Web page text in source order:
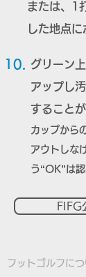
または、1
した地点に
10.
グリーン
アップし
することが
カップから
アウトしな
う“OK”は認
FIFG
フットゴルフにつ